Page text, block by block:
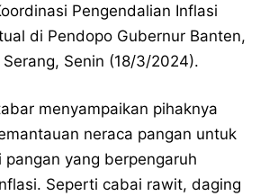
Pengendalian Inflasi
di Pendopo Gubernur Banten,
Serang, Senin (18/3/2024).
menyampaikan pihaknya
neraca pangan untuk
yang berpengaruh
Seperti cabai rawit, daging